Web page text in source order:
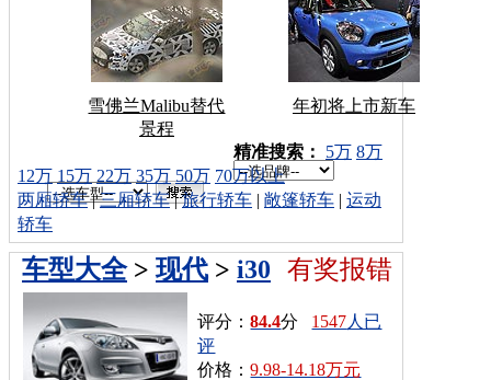
雪佛兰Malibu替代
景程
年初将上市新车
车型搜索：
精准搜索： 5万 8万
12万 15万 22万 35万 50万 70万以上
两厢轿车|三厢轿车|旅行轿车 | 敞篷轿车 | 运动
轿车
有奖报错
车型大全>现代> i30
评分：84.4分 1547人已
评
价格：9.98-14.18万元